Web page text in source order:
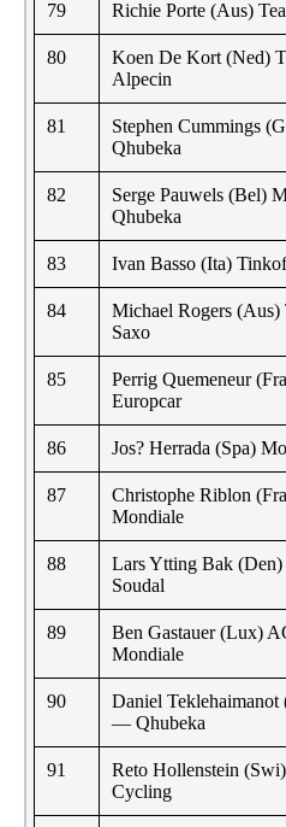
79 Richie Porte (Aus)
80
Koen De Kort (Ned)
Alpecin
81
Stephen Cummings
Qhubeka
82
Serge Pauwels (Bel)
Qhubeka
83 Ivan Basso (Ita)
84
Michael Rogers
Saxo
85
Perrig Quemeneur
Europcar
86 Jos? Herrada (Spa)
87
Christophe Riblon
Mondiale
88
Lars Ytting Bak
Soudal
89
Ben Gastauer (Lux)
Mondiale
90
Daniel
— Qhubeka
91
Reto Hollenstein
Cycling